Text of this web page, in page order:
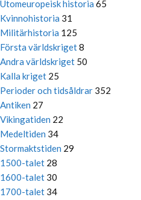
Utomeuropeisk historia 65
Kvinnohistoria 31
Militärhistoria 125
Första världskriget8
Andra världskriget 50
Kalla kriget 25
Perioder och tidsåldrar 352
Antiken 27
Vikingatiden 22
Medeltiden 34
Stormaktstiden 29
1500-talet 28
1600-talet 30
1700-talet 34